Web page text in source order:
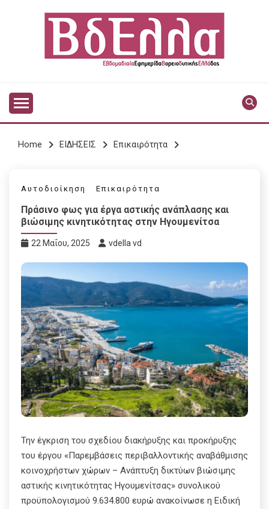
VDELLA
Home ΕΙΔΗΣΕΙΣ Επικαιρότητα
Αυτοδιοίκηση Επικαιρότητα
Πράσινο φως για έργα αστικής ανάπλασης και
βιώσιμης κινητικότητας στην Ηγουμενίτσα
22 Μαΐου, 2025 vdella vd
Την έγκριση του σχεδίου διακήρυξης και προκήρυξης
του έργου «Παρεμβάσεις περιβαλλοντικής αναβάθμισης
κοινοχρήστων χώρων – Ανάπτυξη δικτύων βιώσιμης
αστικής κινητικότητας Ηγουμενίτσας» συνολικού
προϋπολογισμού 9.634.800 ευρώ ανακοίνωσε η Ειδική